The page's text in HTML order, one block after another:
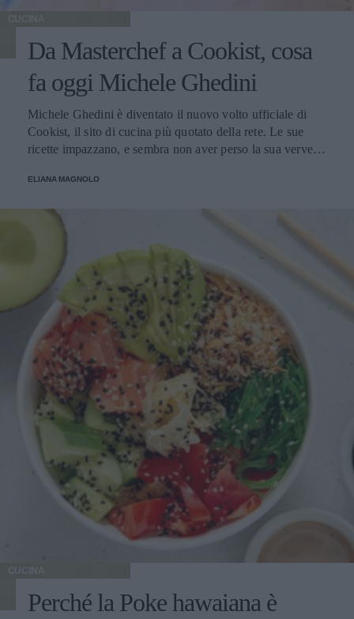
CUCINA
Da Masterchef a Cookist, cosa
fa oggi Michele Ghedini
Michele Ghedini è diventato il nuovo volto ufficiale di
Cookist, il sito di cucina più quotato della rete. Le sue
ricette impazzano, e sembra non aver perso la sua verve
veramente stupendo.
ELIANA MAGNOLO
CUCINA
Perché la Poke hawaiana è